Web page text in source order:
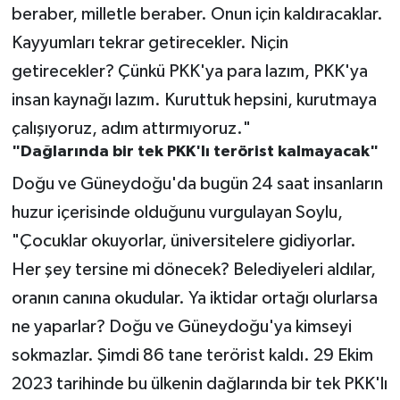
beraber, milletle beraber. Onun için kaldıracaklar.
Kayyumları tekrar getirecekler. Niçin
getirecekler? Çünkü PKK'ya para lazım, PKK'ya
insan kaynağı lazım. Kuruttuk hepsini, kurutmaya
çalışıyoruz, adım attırmıyoruz."
"Dağlarında bir tek PKK'lı terörist kalmayacak"
Doğu ve Güneydoğu'da bugün 24 saat insanların
huzur içerisinde olduğunu vurgulayan Soylu,
"Çocuklar okuyorlar, üniversitelere gidiyorlar.
Her şey tersine mi dönecek? Belediyeleri aldılar,
oranın canına okudular. Ya iktidar ortağı olurlarsa
ne yaparlar? Doğu ve Güneydoğu'ya kimseyi
sokmazlar. Şimdi 86 tane terörist kaldı. 29 Ekim
2023 tarihinde bu ülkenin dağlarında bir tek PKK'lı